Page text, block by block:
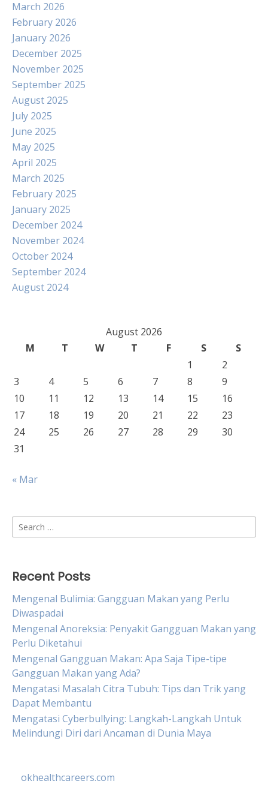
March 2026
February 2026
January 2026
December 2025
November 2025
September 2025
August 2025
July 2025
June 2025
May 2025
April 2025
March 2025
February 2025
January 2025
December 2024
November 2024
October 2024
September 2024
August 2024
August 2026
M
T W T F S
S
1
2
3
4 5 6 7 8
9
10
11 12 13 14 15
16
17
18 19 20 21 22
23
24
25 26 27 28 29
30
31
« Mar
Search
for:
Recent Posts
Mengenal Bulimia: Gangguan Makan yang Perlu
Diwaspadai
Mengenal Anoreksia: Penyakit Gangguan Makan yang
Perlu Diketahui
Mengenal Gangguan Makan: Apa Saja Tipe-tipe
Gangguan Makan yang Ada?
Mengatasi Masalah Citra Tubuh: Tips dan Trik yang
Dapat Membantu
Mengatasi Cyberbullying: Langkah-Langkah Untuk
Melindungi Diri dari Ancaman di Dunia Maya
okhealthcareers.com